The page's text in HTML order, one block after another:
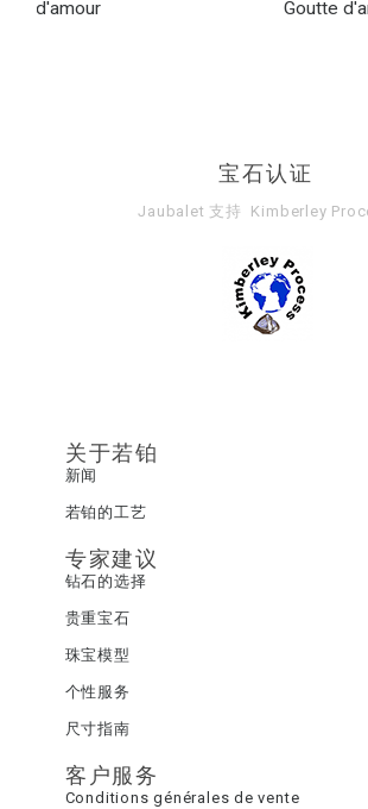
d'amour
Goutte
宝石认证
Jaubalet 支持 Kimberley
关于若铂
新闻
若铂的工艺
专家建议
钻石的选择
贵重宝石
珠宝模型
个性服务
尺寸指南
客户服务
Conditions générales de vente